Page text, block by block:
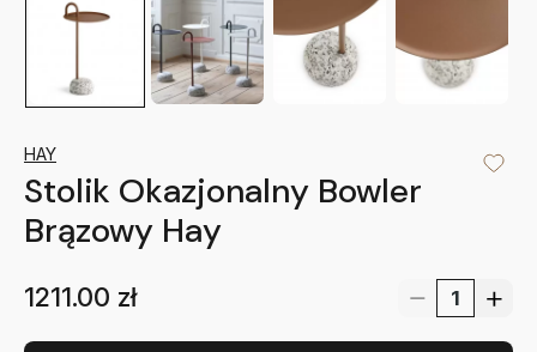
HAY
Stolik Okazjonalny Bowler
Brązowy Hay
1211.00 zł